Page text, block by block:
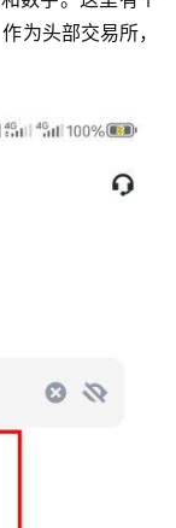
为头部交易所，